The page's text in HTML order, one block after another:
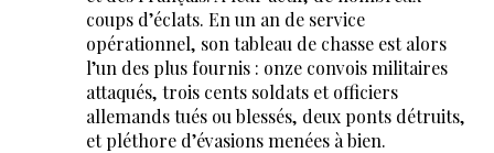
coups d’éclats. En un an de service
opérationnel, son tableau de chasse est alors
l’un des plus fournis : onze convois militaires
attaqués, trois cents soldats et officiers
allemands tués ou blessés, deux ponts détruits,
et pléthore d’évasions menées à bien.